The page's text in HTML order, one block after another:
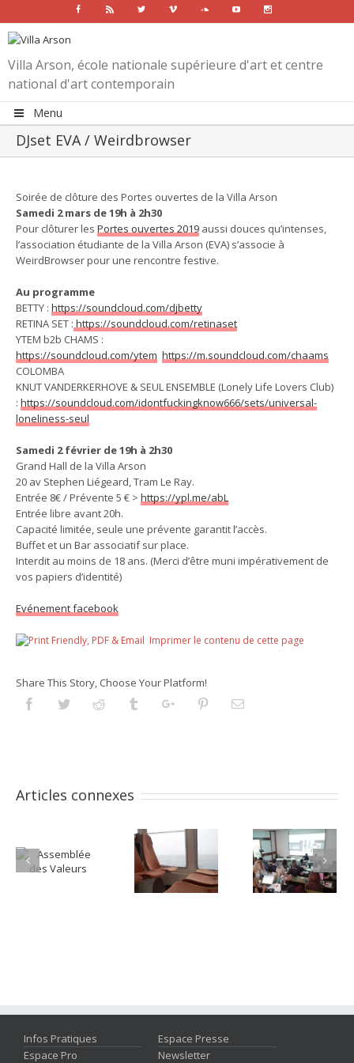
Facebook Rss Twitter Vimeo SoundcloudYoutube
Villa Arson, école nationale supérieure d'art et centre
national d'art contemporain
Menu
DJset EVA / Weirdbrowser
Larger
Image
Soirée de clôture des Portes ouvertes de la Villa Arson
Samedi 2 mars de 19h à 2h30
Pour clôturer les Portes ouvertes 2019 aussi douces qu’intenses,
l’association étudiante de la Villa Arson (EVA) s’associe à
WeirdBrowser pour une rencontre festive.
Au programme
BETTY : https://soundcloud.com/djbetty
RETINA SET : https://soundcloud.com/retinaset
YTEM b2b CHAMS :
https://soundcloud.com/ytem https://m.soundcloud.com/chaams
COLOMBA
KNUT VANDERKERHOVE & SEUL ENSEMBLE (Lonely Life Lovers Club)
: https://soundcloud.com/idontfuckingknow666/sets/universal-
loneliness-seul
Samedi 2 février de 19h à 2h30
Grand Hall de la Villa Arson
20 av Stephen Liégeard, Tram Le Ray.
Entrée 8€ / Prévente 5 € > https://ypl.me/abL
Entrée libre avant 20h.
Capacité limitée, seule une prévente garantit l’accès.
Buffet et un Bar associatif sur place.
Interdit au moins de 18 ans. (Merci d’être muni impérativement de
vos papiers d’identité)
Evénement facebook
Imprimer le contenu de cette page
Share This Story, Choose Your Platform!
FacebookTwitterReddit TumblrGoogleplusPinterestEmail
Articles connexes
Infos Pratiques
Espace Presse
Espace Pro
Newsletter